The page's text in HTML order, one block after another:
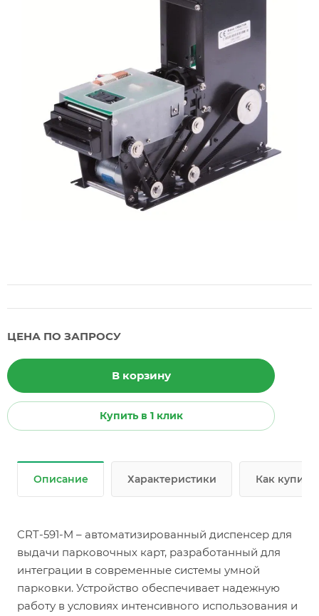
ЦЕНА ПО ЗАПРОСУ
В корзину
Купить в 1 клик
Описание Характеристики Как купить
CRT-591-M – автоматизированный диспенсер для
выдачи парковочных карт, разработанный для
интеграции в современные системы умной
парковки. Устройство обеспечивает надежную
работу в условиях интенсивного использования и